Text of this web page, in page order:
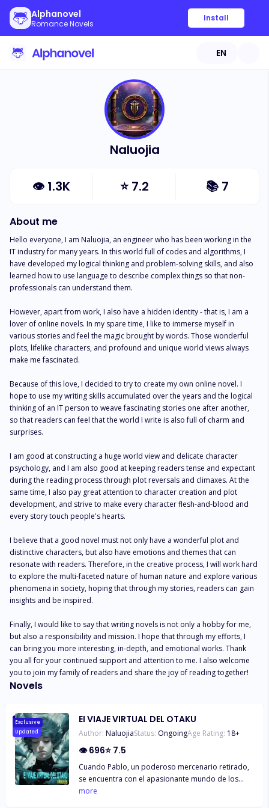
Alphanovel
Romance Novels
Install
EN
Naluojia
👁 1.3K ⭐7.2 📚 7
About me
Hello everyone, I am Naluojia, an engineer who has been working in the
IT industry for many years. In this world full of codes and algorithms, I
have developed my logical thinking and problem-solving skills, and also
learned how to use language to describe complex things so that non-
professionals can understand them.
However, apart from work, I also have a hidden identity - that is, I am a
lover of online novels. In my spare time, I like to immerse myself in
various stories and feel the magic brought by words. Those wonderful
plots, lifelike characters, and profound and unique world views always
make me fascinated.
Because of this love, I decided to try to create my own online novel. I
hope to use my writing skills accumulated over the years and the logical
thinking of an IT person to weave fascinating stories one after another,
so that readers can feel that the world I write is also full of charm and
surprises.
I am good at constructing a huge world view and delicate character
psychology, and I am also good at keeping readers tense and expectant
during the reading process through plot reversals and climaxes. At the
same time, I also pay great attention to character creation and plot
development, and strive to make every character flesh-and-blood and
every story touch people's hearts.
I believe that a good novel must not only have a wonderful plot and
distinctive characters, but also have emotions and themes that can
resonate with readers. Therefore, in the creative process, I will work hard
to explore the multi-faceted nature of human nature and explore various
phenomena in society, hoping that through my stories, readers can gain
insights and be inspired.
Finally, I would like to say that writing novels is not only a hobby for me,
but also a responsibility and mission. I hope that through my efforts, I
can bring you more interesting, in-depth, and emotional works. Thank
you all for your continued support and attention to me. I also welcome
you to join my family of readers and share the joy of reading together!
Novels
Exclusive
Updated
EI VIAJE VIRTUAL DEL OTAKU
Author: NaluojiaStatus: OngoingAge Rating: 18+
👁696⭐ 7.5
Cuando Pablo, un poderoso mercenario retirado,
se encuentra con el apasionante mundo de los
juegos virtuales, su vida da un vuelco. Desde un
more